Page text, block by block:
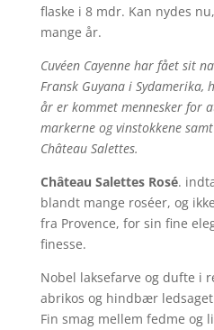
flaske i 8 mdr. Kan nydes
mange år.
Cuvéen Cayenne har fået sit
Fransk Guyana i Sydamerika,
år er kommet mennesker for
markerne og vinstokkene
Château Salettes.
Château Salettes Rosé.
blandt mange roséer, og
fra Provence, for sin fine
finesse.
Nobel laksefarve og dufte i
abrikos og hindbær
Fin smag mellem fedme og